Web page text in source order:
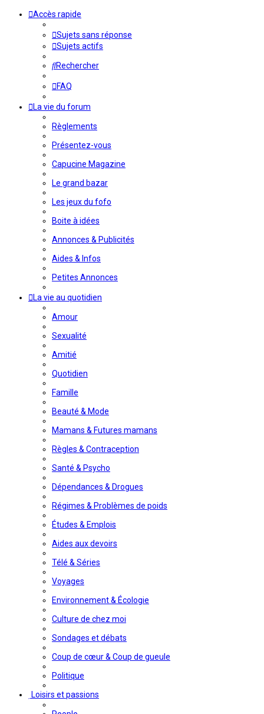
Accès rapide
Sujets sans réponse
Sujets actifs
Rechercher
FAQ
La vie du forum
Règlements
Présentez-vous
Capucine Magazine
Le grand bazar
Les jeux du fofo
Boite à idées
Annonces & Publicités
Aides & Infos
Petites Annonces
La vie au quotidien
Amour
Sexualité
Amitié
Quotidien
Famille
Beauté & Mode
Mamans & Futures mamans
Règles & Contraception
Santé & Psycho
Dépendances & Drogues
Régimes & Problèmes de poids
Études & Emplois
Aides aux devoirs
Télé & Séries
Voyages
Environnement & Écologie
Culture de chez moi
Sondages et débats
Coup de cœur & Coup de gueule
Politique
Loisirs et passions